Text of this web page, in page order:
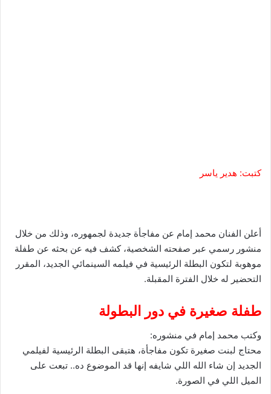
كتبت: هدير ياسر
أعلن الفنان محمد إمام عن مفاجأة جديدة لجمهوره، وذلك من خلال
منشور رسمي عبر صفحته الشخصية، كشف فيه عن بحثه عن طفلة
موهوبة لتكون البطلة الرئيسية في فيلمه السينمائي الجديد، المقرر
التحضير له خلال الفترة المقبلة.
طفلة صغيرة في دور البطولة
وكتب محمد إمام في منشوره:
محتاج لبنت صغيرة تكون مفاجأة، هتبقى البطلة الرئيسية لفيلمي
الجديد إن شاء الله اللي شايفه إنها قد الموضوع ده.. تبعت على
الميل اللي في الصورة.